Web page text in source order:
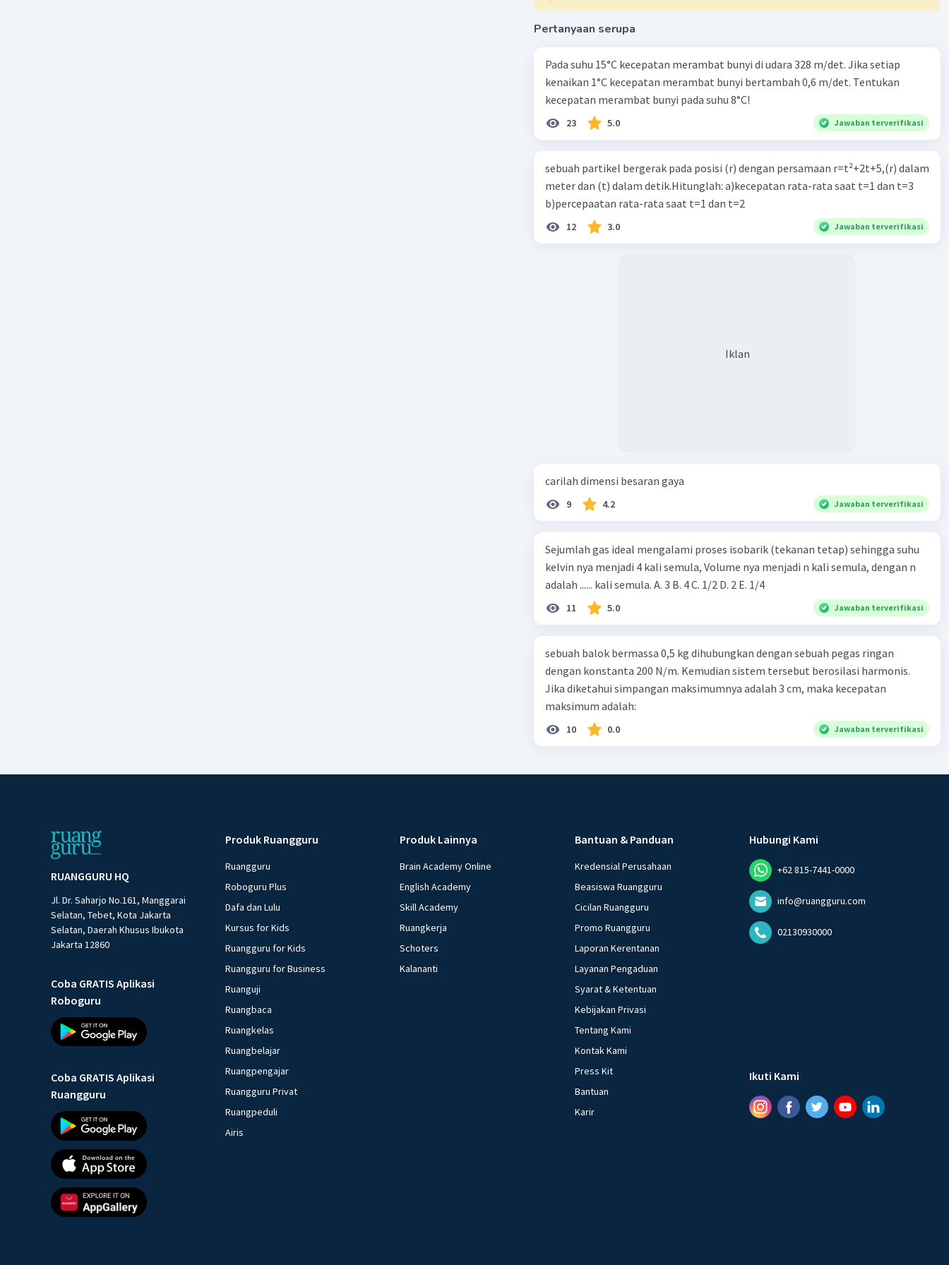
F - w = ma
10 = 2a
a = 5 m/s2
Karena kecepatan awal benda sama dengan nol, maka:
s = vo.t + 1/2.at
s = 10 m
s = h = 10 m
Jadi jawaban yang tepat adalah A. 10 m.
Pertanyaan serupa
Pada suhu 15°C kecepatan merambat bunyi di udara 328 m/det. Jika setiap
kenaikan 1°C kecepatan merambat bunyi bertambah 0,6 m/det. Tentukan
kecepatan merambat bunyi pada suhu 8°C!
23 5.0 Jawaban terverifikasi
sebuah partikel bergerak pada posisi (r) dengan persamaan r=t²+2t+5,(r) dalam
meter dan (t) dalam detik.Hitunglah: a)kecepatan rata-rata saat t=1 dan t=3
b)percepaatan rata-rata saat t=1 dan t=2
12 3.0 Jawaban terverifikasi
Iklan
carilah dimensi besaran gaya
9 4.2 Jawaban terverifikasi
Sejumlah gas ideal mengalami proses isobarik (tekanan tetap) sehingga suhu
kelvin nya menjadi 4 kali semula, Volume nya menjadi n kali semula, dengan n
adalah ...... kali semula. A. 3 B. 4 C. 1/2 D. 2 E. 1/4
11 5.0 Jawaban terverifikasi
sebuah balok bermassa 0,5 kg dihubungkan dengan sebuah pegas ringan
dengan konstanta 200 N/m. Kemudian sistem tersebut berosilasi harmonis.
Jika diketahui simpangan maksimumnya adalah 3 cm, maka kecepatan
maksimum adalah:
10 0.0 Jawaban terverifikasi
RUANGGURU HQ
Jl. Dr. Saharjo No.161, Manggarai
Selatan, Tebet, Kota Jakarta
Selatan, Daerah Khusus Ibukota
Jakarta 12860
Coba GRATIS Aplikasi
Roboguru
Coba GRATIS Aplikasi
Ruangguru
Produk Ruangguru
Ruangguru
Roboguru Plus
Dafa dan Lulu
Kursus for Kids
Ruangguru for Kids
Ruangguru for Business
Ruanguji
Ruangbaca
Ruangkelas
Ruangbelajar
Ruangpengajar
Ruangguru Privat
Ruangpeduli
Airis
Produk Lainnya
Brain Academy Online
English Academy
Skill Academy
Ruangkerja
Schoters
Kalananti
Bantuan & Panduan
Kredensial Perusahaan
Beasiswa Ruangguru
Cicilan Ruangguru
Promo Ruangguru
Laporan Kerentanan
Layanan Pengaduan
Syarat & Ketentuan
Kebijakan Privasi
Tentang Kami
Kontak Kami
Press Kit
Bantuan
Karir
Hubungi Kami
+62 815-7441-0000
info@ruangguru.com
02130930000
Ikuti Kami